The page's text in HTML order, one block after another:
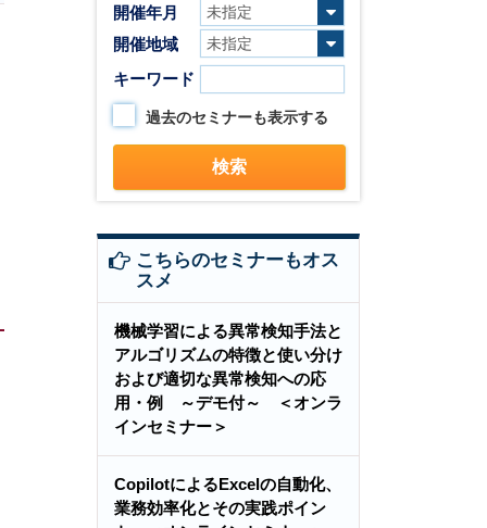
開催年月
開催地域
キーワード
過去のセミナーも表示する
こちらのセミナーもオス
スメ
機械学習による異常検知手法と
アルゴリズムの特徴と使い分け
および適切な異常検知への応
用・例 ～デモ付～ ＜オンラ
インセミナー＞
CopilotによるExcelの自動化、
業務効率化とその実践ポイン